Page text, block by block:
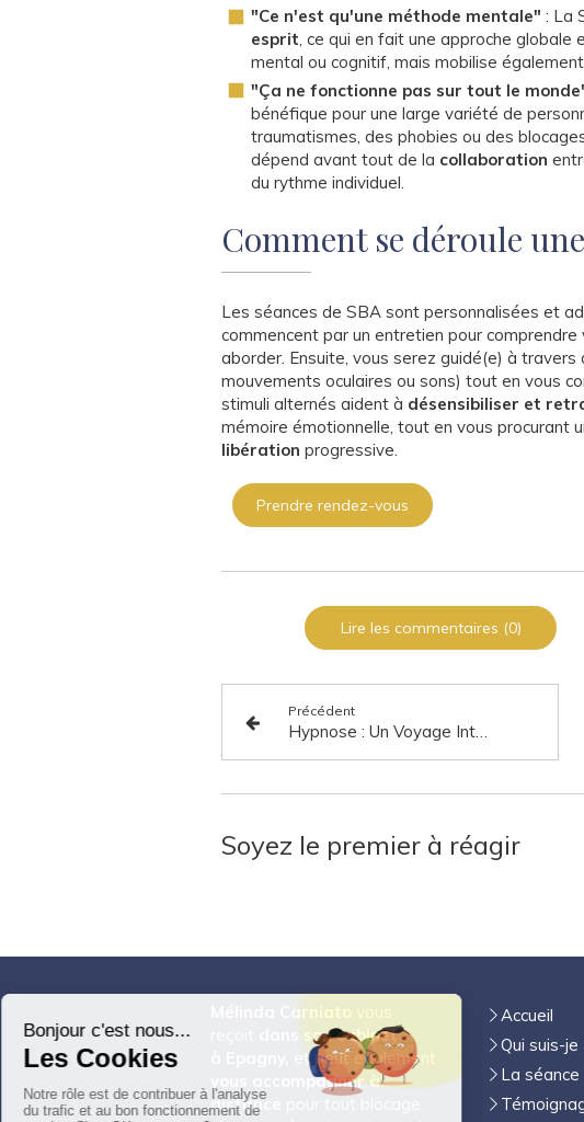
"Ce n'est qu'une méthode mentale" : La
esprit, ce qui en fait une approche globale
mental ou cognitif, mais mobilise
"Ça ne fonctionne pas sur tout le
bénéfique pour une large variété de
traumatismes, des phobies ou des
dépend avant tout de la collaboration
du rythme individuel.
Comment se déroule
Les séances de SBA sont personnalisées et
commencent par un entretien pour
aborder. Ensuite, vous serez guidé(e) à travers
mouvements oculaires ou sons) tout en vous
stimuli alternés aident à désensibiliser et
mémoire émotionnelle, tout en vous procurant
libération progressive.
Prendre rendez-vous
Lire les commentaires (0)
Précédent
Hypnose : Un Voyage Intérieur pour Mieux se Comprendre
Soyez le premier à réagir
dans son cabinet
et peut également
vous accompagner à
distance
Accueil
Qui suis-je
La séance